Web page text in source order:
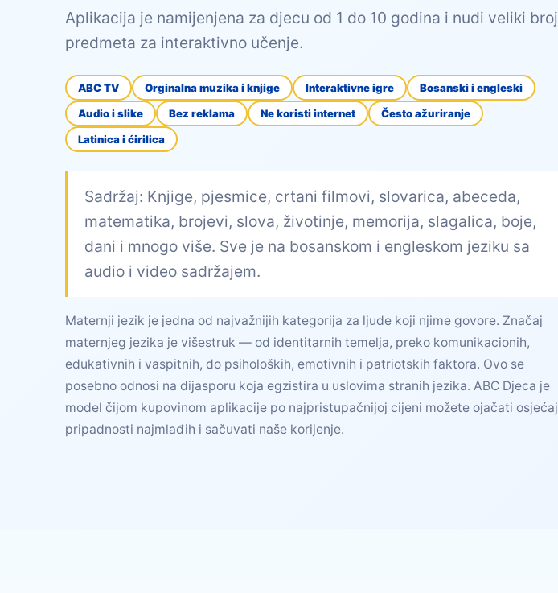
Aplikacija je namijenjena za djecu od 1 do 10 godina i nudi veliki broj
predmeta za interaktivno učenje.
ABC TV Orginalna muzika i knjige Interaktivne igre
Bosanski i engleski
Audio i slike
Bez reklama Ne koristi internet
Često ažuriranje
Latinica i ćirilica
Sadržaj: Knjige, pjesmice, crtani filmovi, slovarica, abeceda,
matematika, brojevi, slova, životinje, memorija, slagalica, boje,
dani i mnogo više. Sve je na bosanskom i engleskom jeziku sa
audio i video sadržajem.
Maternji jezik je jedna od najvažnijih kategorija za ljude koji njime govore. Značaj
maternjeg jezika je višestruk — od identitarnih temelja, preko komunikacionih,
edukativnih i vaspitnih, do psiholoških, emotivnih i patriotskih faktora. Ovo se
posebno odnosi na dijasporu koja egzistira u uslovima stranih jezika. ABC Djeca je
model čijom kupovinom aplikacije po najpristupačnijoj cijeni možete ojačati osjećaj
pripadnosti najmlađih i sačuvati naše korijenje.